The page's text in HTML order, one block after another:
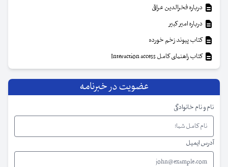
درباره فخرالدین عراقی
درباره امیر کبیر
کتاب پیوند زخم خورده
کتاب راهنمای کامل Interaction access
عضویت در خبرنامه
نام و نام خانوادگی
آدرس ایمیل